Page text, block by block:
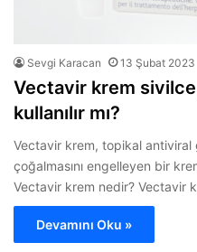
Sevgi Karacan 13 Şubat 2023
Vectavir krem
kullanılır mı?
Vectavir krem, topikal antiviral
çoğalmasını engelleyen bir
Vectavir krem nedir? Vectavir
Devamını Oku »